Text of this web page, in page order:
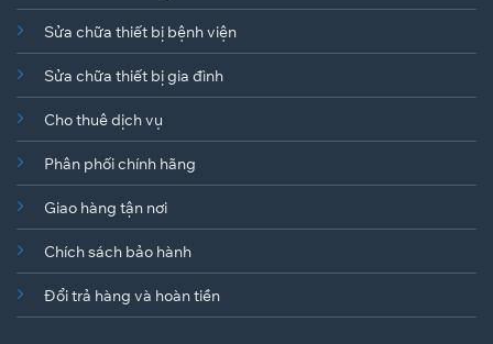
Sửa chữa thiết bị bệnh viện
Sửa chữa thiết bị gia đình
Cho thuê dịch vụ
Phân phối chính hãng
Giao hàng tận nơi
Chích sách bảo hành
Đổi trả hàng và hoàn tiền